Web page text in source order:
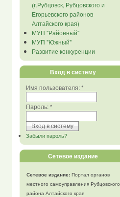
(г.Рубцовск, Рубцовского и
Егорьевского районов
Алтайского края)
МУП "Районный"
МУП "Южный"
Развитие конкуренции
Вход в систему
Имя пользователя:*
Пароль:*
Забыли пароль?
Сетевое издание
Сетевое издание:Портал органов
местного самоуправления Рубцовского
района Алтайского края